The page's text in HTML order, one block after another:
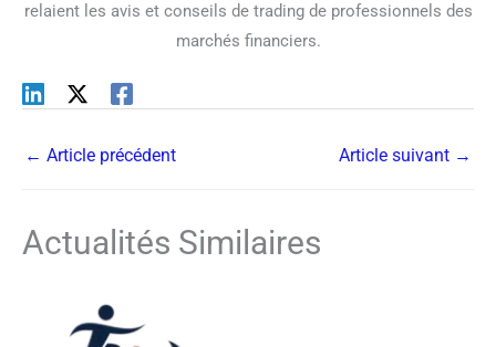
relaient les avis et conseils de trading de professionnels des
marchés financiers.
← Article précédent Article suivant →
Actualités Similaires